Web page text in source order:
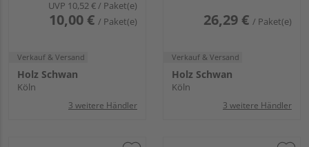
UVP 10,52 € / Paket(e)
10,00 € / Paket(e)
Verkauf & Versand
Holz Schwan
Köln
3 weitere Händler
26,29 € / Paket(e)
Verkauf & Versand
Holz Schwan
Köln
3 weitere Händler